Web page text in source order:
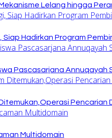
Lelang hingga
Hadirkan Program
Pascasarjana Annuqayah
Pencarian
Multidomain